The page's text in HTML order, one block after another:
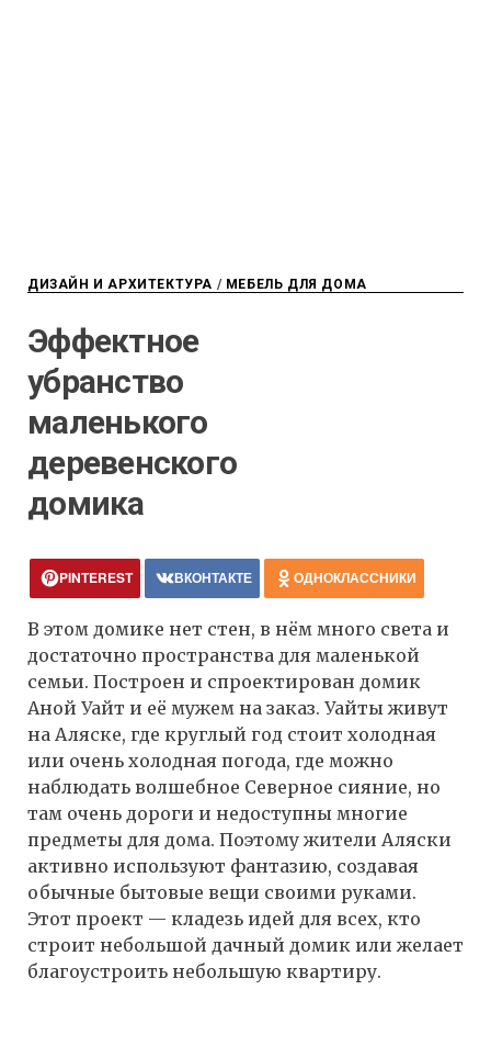
ДИЗАЙН И АРХИТЕКТУРА / МЕБЕЛЬ ДЛЯ ДОМА
Эффектное
убранство
маленького
деревенского
домика
PINTEREST ВКОНТАКТЕ ОДНОКЛАССНИКИ
В этом домике нет стен, в нём много света и
достаточно пространства для маленькой
семьи. Построен и спроектирован домик
Аной Уайт и её мужем на заказ. Уайты живут
на Аляске, где круглый год стоит холодная
или очень холодная погода, где можно
наблюдать волшебное Северное сияние, но
там очень дороги и недоступны многие
предметы для дома. Поэтому жители Аляски
активно используют фантазию, создавая
обычные бытовые вещи своими руками.
Этот проект — кладезь идей для всех, кто
строит небольшой дачный домик или желает
благоустроить небольшую квартиру.